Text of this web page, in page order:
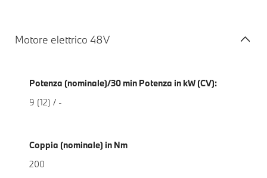
Motore elettrico 48V
Potenza (nominale)/30 min Potenza in kW (CV):
9 (12) / -
Coppia (nominale) in Nm
200